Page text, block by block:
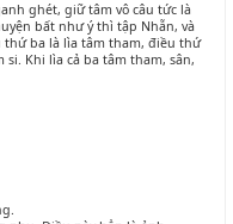
ghét, giữ tâm vô câu tức là
bất như ý thì tập Nhẫn, và
thứ ba là lìa tâm tham, điều thứ
Khi lìa cả ba tâm tham, sân,